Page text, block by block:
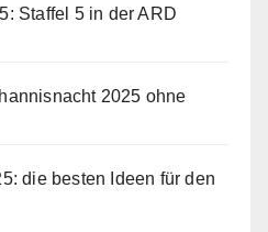
Staffel 5 in der ARD
2025 ohne
die besten Ideen für den